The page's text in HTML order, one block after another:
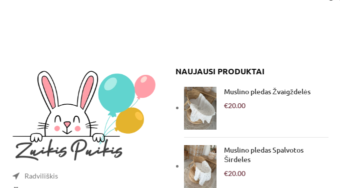
Radviliškis
NAUJAUSI PRODUKTAI
Muslino pledas Žvaigždelės
€20.00
Muslino pledas Spalvotos
Širdeles
€20.00